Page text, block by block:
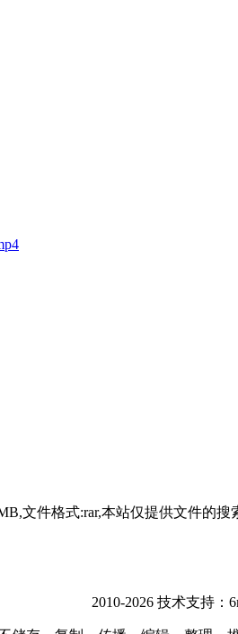
文件格式:rar,本站仅提供文件的
2010-2026 技术支持：